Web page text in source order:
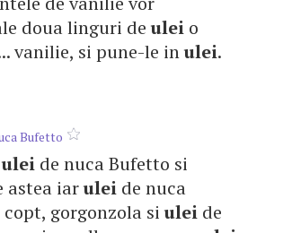
doua linguri deulei o
vanilie, si pune-le inulei.
Bufetto
ulei de nuca Bufetto si
astea iarulei de nuca
copt, gorgonzola siulei de